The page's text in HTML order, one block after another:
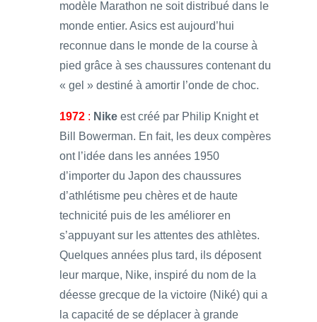
modèle Marathon ne soit distribué dans le
monde entier. Asics est aujourd’hui
reconnue dans le monde de la course à
pied grâce à ses chaussures contenant du
« gel » destiné à amortir l’onde de choc.
1972 : Nike est créé par Philip Knight et
Bill Bowerman. En fait, les deux compères
ont l’idée dans les années 1950
d’importer du Japon des chaussures
d’athlétisme peu chères et de haute
technicité puis de les améliorer en
s’appuyant sur les attentes des athlètes.
Quelques années plus tard, ils déposent
leur marque, Nike, inspiré du nom de la
déesse grecque de la victoire (Niké) qui a
la capacité de se déplacer à grande